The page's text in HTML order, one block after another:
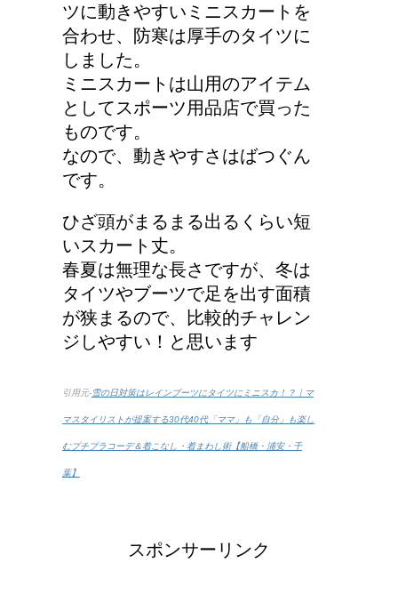
ツに動きやすいミニスカートを
合わせ、防寒は厚手のタイツに
しました。
ミニスカートは山用のアイテム
としてスポーツ用品店で買った
ものです。
なので、動きやすさはばつぐん
です。
ひざ頭がまるまる出るくらい短
いスカート丈。
春夏は無理な長さですが、冬は
タイツやブーツで足を出す面積
が狭まるので、比較的チャレン
ジしやすい！と思います
引用元-雪の日対策はレインブーツにタイツにミニスカ！？｜マ
マスタイリストが提案する30代40代「ママ」も「自分」も楽し
むプチプラコーデ＆着こなし・着まわし術【船橋・浦安・千
葉】
スポンサーリンク